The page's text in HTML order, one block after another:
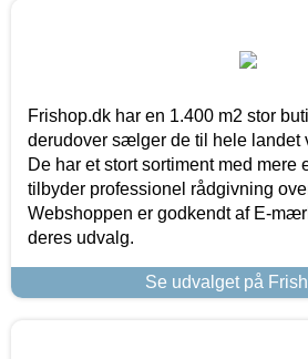
Frishop.dk har en 1.400 m2 stor
derudover sælger de til hele landet
De har et stort sortiment med mere
tilbyder professionel rådgivning
Webshoppen er godkendt af E-
deres udvalg.
Se udvalget på